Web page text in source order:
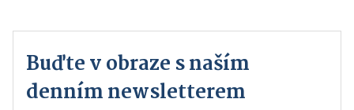
Buďte v obraze s naším
denním newsletterem